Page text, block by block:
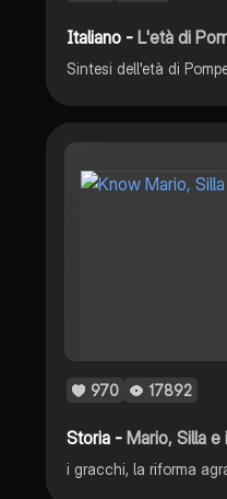
Italiano -L'età di
Sintesi dell'età di
970 17892
Storia -Mario, Silla